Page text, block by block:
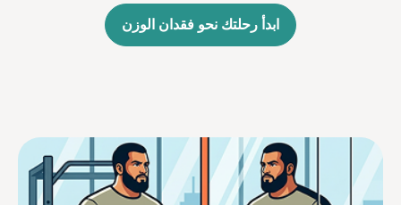
ابدأ رحلتك نحو فقدان الوزن